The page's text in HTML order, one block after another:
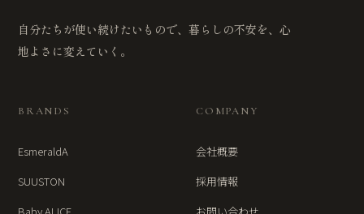
自分たちが使い続けたいもので、暮らしの不安を、心
地よさに変えていく。
BRANDS
EsmeraldA
SUUSTON
COMPANY
会社概要
採用情報